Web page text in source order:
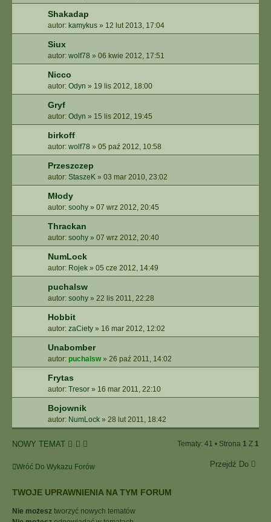
Shakadap
autor: kamykus » 12 lut 2013, 17:04
Siux
autor: wolf78 » 06 kwie 2012, 17:51
Nicco
autor: Odyn » 19 lis 2012, 18:00
Gryf
autor: Odyn » 15 lis 2012, 19:45
birkoff
autor: wolf78 » 05 paź 2012, 10:58
Przeszczep
autor: StaszeK » 03 mar 2010, 23:02
Młody
autor: soohy » 07 wrz 2012, 20:45
Thrackan
autor: soohy » 07 wrz 2012, 20:40
NumLock
autor: Rojek » 05 cze 2012, 14:49
puchalsw
autor: soohy » 22 lis 2011, 22:28
Hobbit
autor: zaCiety » 16 mar 2012, 12:02
Unabomber
autor: puchalsw» 26 paź 2011, 14:02
Frytas
autor: Tresor » 16 mar 2011, 22:10
Bojownik
autor: NumLock » 28 lut 2011, 18:42
NOWY TEMAT Tematy: 41 • Strona 1 Z 1
Wróć Do Wykazu Forów Przejdź Do
TWOJE UPRAWNIENIA NA TYM FORUM
Nie możesz tworzyć nowych tematów